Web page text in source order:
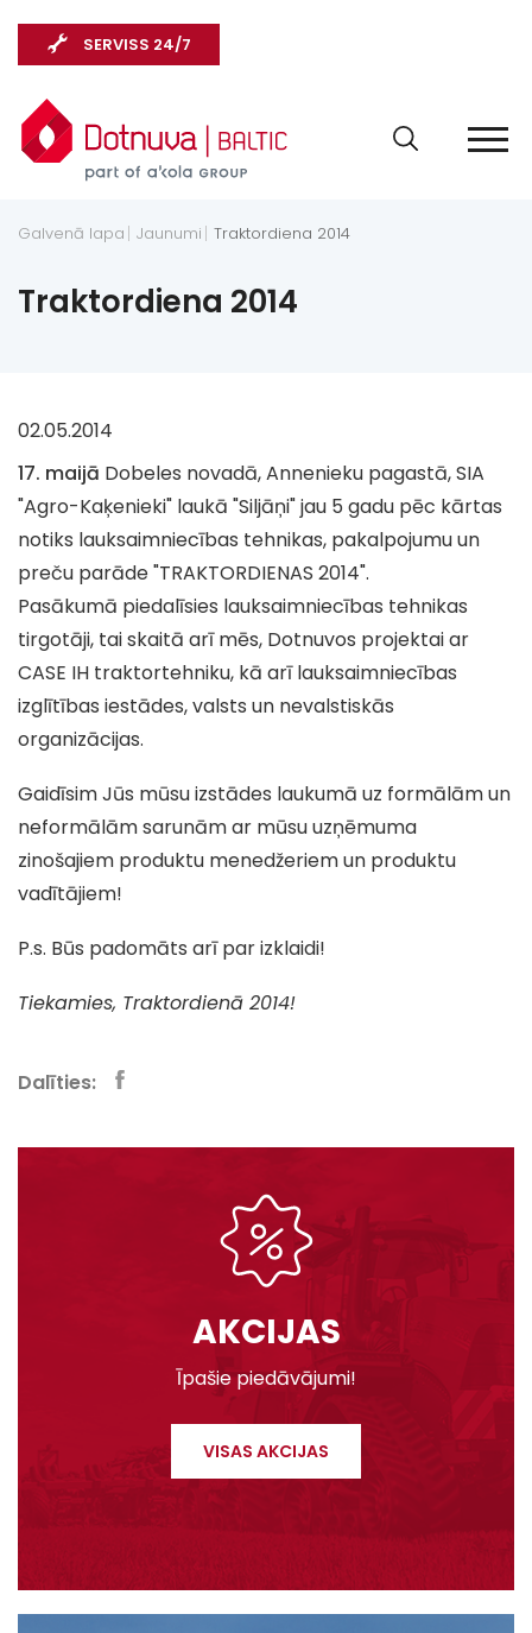
SERVISS 24/7
Galvenā lapa Jaunumi Traktordiena 2014
Traktordiena 2014
02.05.2014
17. maijā Dobeles novadā, Annenieku pagastā, SIA
"Agro-Kaķenieki" laukā "Siljāņi" jau 5 gadu pēc kārtas
notiks lauksaimniecības tehnikas, pakalpojumu un
preču parāde "TRAKTORDIENAS 2014".
Pasākumā piedalīsies lauksaimniecības tehnikas
tirgotāji, tai skaitā arī mēs, Dotnuvos projektai ar
CASE IH traktortehniku, kā arī lauksaimniecības
izglītības iestādes, valsts un nevalstiskās
organizācijas.
Gaidīsim Jūs mūsu izstādes laukumā uz formālām un
neformālām sarunām ar mūsu uzņēmuma
zinošajiem produktu menedžeriem un produktu
vadītājiem!
P.s. Būs padomāts arī par izklaidi!
Tiekamies, Traktordienā 2014!
Dalīties:
AKCIJAS
Īpašie piedāvājumi!
VISAS AKCIJAS